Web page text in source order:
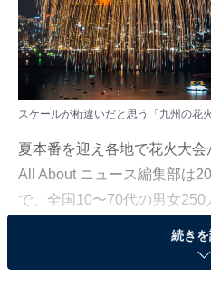
スケールが桁違いだと思う「九州の花
夏本番を迎え各地で花火大会
All About ニュース編集部は
で、全国10〜70代の男女
会」に関するアンケート調査
続き